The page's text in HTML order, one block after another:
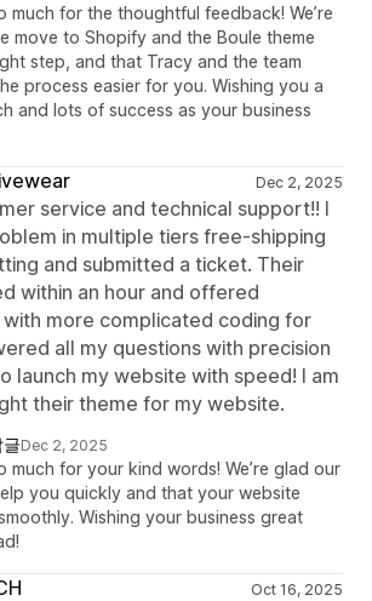
much for the thoughtful feedback! We’re
move to Shopify and the Boule theme
step, and that Tracy and the team
process easier for you. Wishing you a
and lots of success as your business
Dec 2, 2025
service and technical support!! I
in multiple tiers free-shipping
and submitted a ticket. Their
within an hour and offered
more complicated coding for
all my questions with precision
launch my website with speed! I am
their theme for my website.
Dec 2, 2025
much for your kind words! We’re glad our
you quickly and that your website
Wishing your business great
Oct 16, 2025